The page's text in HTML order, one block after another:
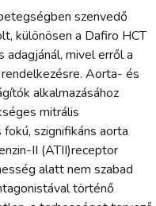
szenvedő
különösen a Dafiro HCT
mivel erről a
Aorta- és
alkalmazásához
mitrális
szignifikáns aorta
II (ATII)­receptor
alatt nem szabad
történő